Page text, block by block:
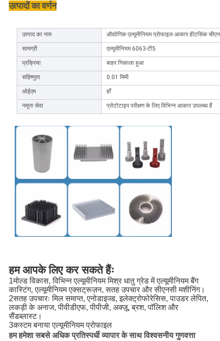
उत्पादों का वर्णन
उत्पाद का नाम औद्योगिक एल्यूमीनियम प्रोफाइल आकार हीटसिंक
सामग्री एल्यूमीनियम 6063-टी5
प्रक्रिया बाहर निकाला हुआ
सहिष्णुता 0.01 मिमी
ओईएम हाँ
नमूना सेवा प्रोटोटाइप परीक्षण के लिए विभिन्न आकार उपलब्ध हैं
हम आपके लिए कर सकते हैंः
1मोल्ड विकास, विभिन्न एल्यूमीनियम मिश्र धातु ग्रेड में एल्यूमीनियम बैंग
कास्टिंग, एल्यूमीनियम एक्सट्रूज़न, सतह उपचार और सीएनसी मशीनिंग।
2सतह उपचारः मिल समाप्त, एनोडाइज्ड, इलेक्ट्रोफोरेसिस, पाउडर लेपित,
लकड़ी के अनाज, पीवीडीएफ, पीपीजी, अक्ज़ू, ब्रश, पॉलिश और
सैंडब्लास्ट।
3कस्टम बनाया एल्यूमीनियम प्रोफाइल
हम हमेशा सबसे अधिक प्रतिस्पर्धी व्यापार के साथ विश्वसनीय गुणवत्ता